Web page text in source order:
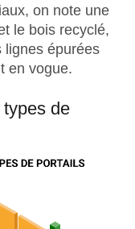
on note une
le bois recyclé,
lignes épurées
en vogue.
de